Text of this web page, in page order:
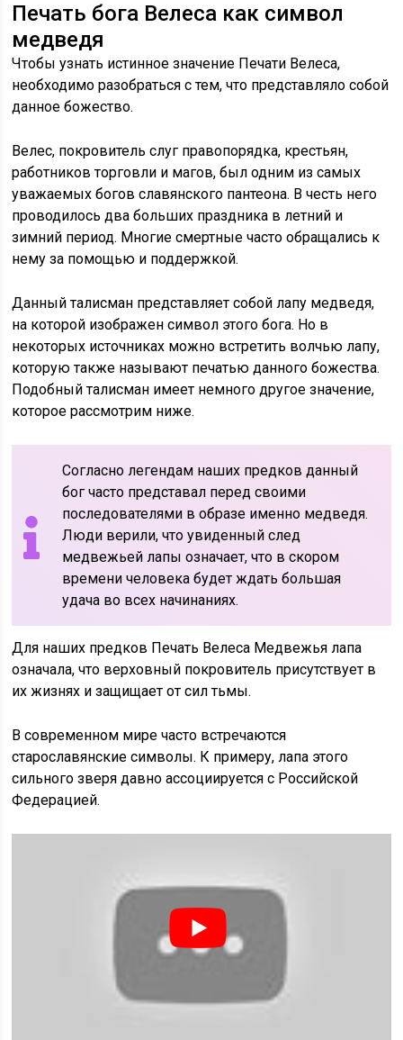
Печать бога Велеса как символ
медведя
Чтобы узнать истинное значение Печати Велеса,
необходимо разобраться с тем, что представляло собой
данное божество.
Велес, покровитель слуг правопорядка, крестьян,
работников торговли и магов, был одним из самых
уважаемых богов славянского пантеона. В честь него
проводилось два больших праздника в летний и
зимний период. Многие смертные часто обращались к
нему за помощью и поддержкой.
Данный талисман представляет собой лапу медведя,
на которой изображен символ этого бога. Но в
некоторых источниках можно встретить волчью лапу,
которую также называют печатью данного божества.
Подобный талисман имеет немного другое значение,
которое рассмотрим ниже.
Согласно легендам наших предков данный
бог часто представал перед своими
последователями в образе именно медведя.
Люди верили, что увиденный след
медвежьей лапы означает, что в скором
времени человека будет ждать большая
удача во всех начинаниях.
Для наших предков Печать Велеса Медвежья лапа
означала, что верховный покровитель присутствует в
их жизнях и защищает от сил тьмы.
В современном мире часто встречаются
старославянские символы. К примеру, лапа этого
сильного зверя давно ассоциируется с Российской
Федерацией.